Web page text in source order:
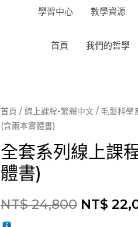
學習中心 教學資源
首頁 我們的哲學
首頁 / 線上課程-繁體中文 / 毛髮科學
(含兩本實體書)
全套系列線上課
體書)
NT$24,800 NT$